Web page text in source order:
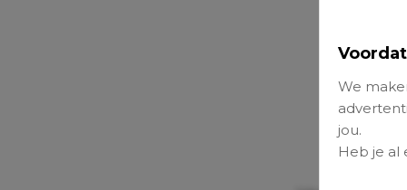
We
jou.
Heb je al